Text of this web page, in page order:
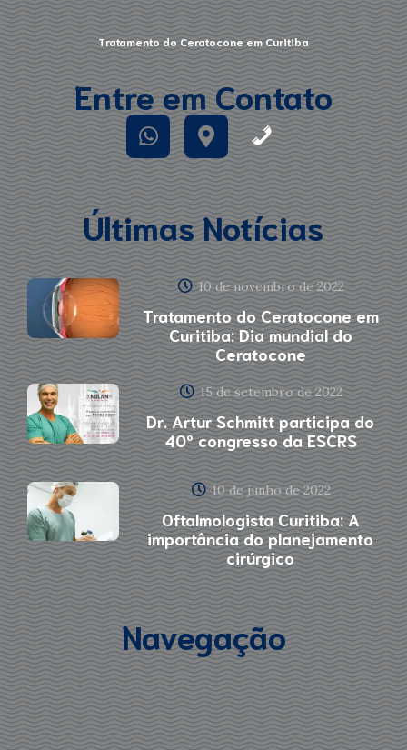
Tratamento do Ceratocone em Curitiba
Entre em Contato
Últimas Notícias
10 de novembro de 2022
Tratamento do Ceratocone em
Curitiba: Dia mundial do
Ceratocone
15 de setembro de 2022
Dr. Artur Schmitt participa do
40º congresso da ESCRS
10 de junho de 2022
Oftalmologista Curitiba: A
importância do planejamento
cirúrgico
Navegação